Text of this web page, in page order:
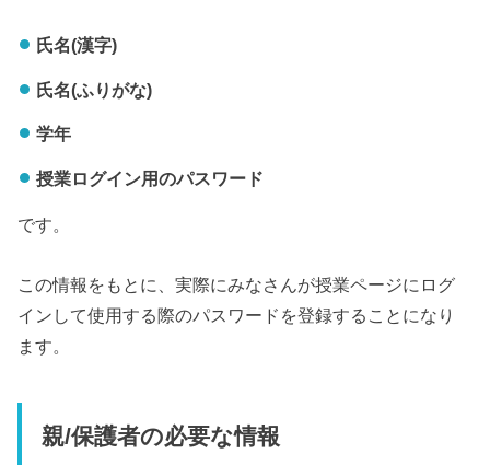
氏名(漢字)
氏名(ふりがな)
学年
授業ログイン用のパスワード
です。
この情報をもとに、実際にみなさんが授業ページにログ
インして使用する際のパスワードを登録することになり
ます。
親/保護者の必要な情報